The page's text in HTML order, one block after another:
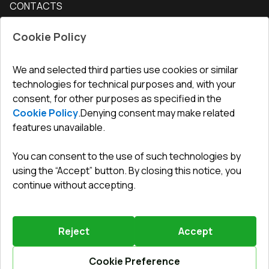
Interior doors
How to measure windows
For companies, cooperation
Conditions for returning goods
Guarantee
CONTACTS
undefined(undefined)
info@toptechnik.com.pl
Polityka prywatności
REGULAMIN
©2026.All right reserved.Powered byVitrager.com.
Report a problem?
Cookie Policy
We and selected third parties use cookies or similar
technologies for technical purposes and, with your
consent, for other purposes as specified in the
Cookie Policy.Denying consent may make related
features unavailable.
You can consent to the use of such technologies by
using the “Accept” button. By closing this notice, you
continue without accepting.
Reject Accept
Cookie Preference